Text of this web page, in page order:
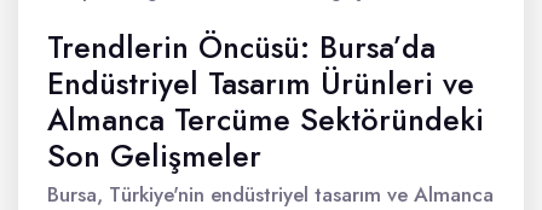
Trendlerin Öncüsü: Bursa’da
Endüstriyel Tasarım Ürünleri ve
Almanca Tercüme Sektöründeki
Son Gelişmeler
Bursa, Türkiye'nin endüstriyel tasarım ve Almanca